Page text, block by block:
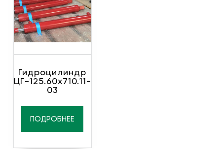
Гидроцилиндр
ЦГ-125.60х710.11-
03
ПОДРОБНЕЕ